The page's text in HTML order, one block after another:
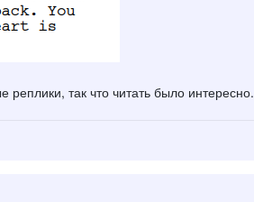
реплики, так что читать было интересно.